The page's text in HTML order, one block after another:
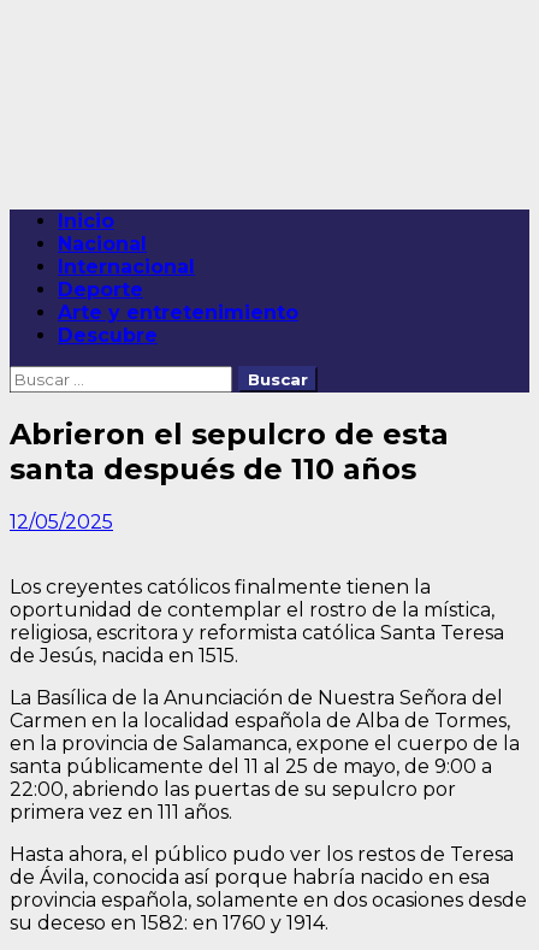
Menú
principal
Inicio
Nacional
Internacional
Deporte
Arte y entretenimiento
Descubre
Buscar:
Abrieron el sepulcro de esta
santa después de 110 años
12/05/2025
Los creyentes católicos finalmente tienen la
oportunidad de contemplar el rostro de la mística,
religiosa, escritora y reformista católica Santa Teresa
de Jesús, nacida en 1515.
La Basílica de la Anunciación de Nuestra Señora del
Carmen en la localidad española de Alba de Tormes,
en la provincia de Salamanca, expone el cuerpo de la
santa públicamente del 11 al 25 de mayo, de 9:00 a
22:00, abriendo las puertas de su sepulcro por
primera vez en 111 años.
Hasta ahora, el público pudo ver los restos de Teresa
de Ávila, conocida así porque habría nacido en esa
provincia española, solamente en dos ocasiones desde
su deceso en 1582: en 1760 y 1914.